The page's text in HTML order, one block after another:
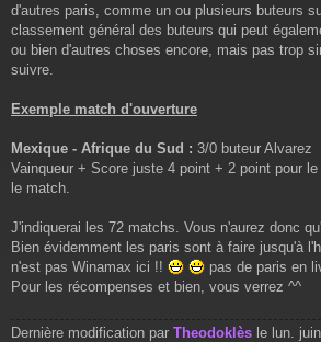
d'autres paris, comme un ou plusieurs buteurs
classement général des buteurs qui peut
ou bien d'autres choses encore, mais pas trop
suivre.
Exemple match d'ouverture
Mexique - Afrique du Sud : 3/0 buteur Alvarez
Vainqueur + Score juste 4 point + 2 point pour
le match.
J'indiquerai les 72 matchs. Vous n'aurez donc
Bien évidemment les paris sont à faire jusqu'à
n'est pas Winamax ici !!
pas de paris en
Pour les récompenses et bien, vous verrez ^^
Dernière modification par Theodoklès le lun.